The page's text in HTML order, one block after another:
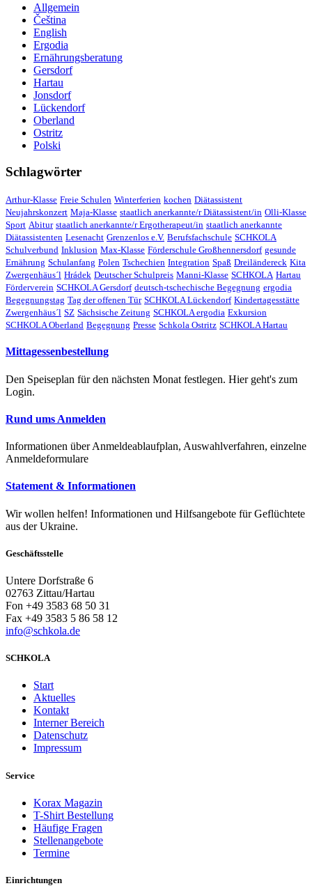
Allgemein
Čeština
English
Ergodia
Ernährungsberatung
Gersdorf
Hartau
Jonsdorf
Lückendorf
Oberland
Ostritz
Polski
Schlagwörter
Arthur-Klasse Freie Schulen Winterferien kochen Diätassistent
Neujahrskonzert Maja-Klasse staatlich anerkannte/r Diätassistent/in Olli-Klasse
Sport Abitur staatlich anerkannte/r Ergotherapeut/in staatlich anerkannte
Diätassistenten Lesenacht Grenzenlos e.V. Berufsfachschule SCHKOLA
Schulverbund Inklusion Max-Klasse Förderschule Großhennersdorf gesunde
Ernährung Schulanfang Polen Tschechien Integration Spaß Dreiländereck Kita
Zwergenhäus´l Hrádek Deutscher Schulpreis Manni-Klasse SCHKOLA Hartau
Förderverein SCHKOLA Gersdorf deutsch-tschechische Begegnung ergodia
Begegnungstag Tag der offenen Tür SCHKOLA Lückendorf Kindertagesstätte
Zwergenhäus´l SZ Sächsische Zeitung SCHKOLA ergodia Exkursion
SCHKOLA Oberland Begegnung Presse Schkola Ostritz SCHKOLA Hartau
Mittagessenbestellung
Den Speiseplan für den nächsten Monat festlegen. Hier geht's zum
Login.
Rund ums Anmelden
Informationen über Anmeldeablaufplan, Auswahlverfahren, einzelne
Anmeldeformulare
Statement & Informationen
Wir wollen helfen! Informationen und Hilfsangebote für Geflüchtete
aus der Ukraine.
Geschäftsstelle
Untere Dorfstraße 6
02763 Zittau/Hartau
Fon +49 3583 68 50 31
Fax +49 3583 5 86 58 12
info@schkola.de
SCHKOLA
Start
Aktuelles
Kontakt
Interner Bereich
Datenschutz
Impressum
Service
Korax Magazin
T-Shirt Bestellung
Häufige Fragen
Stellenangebote
Termine
Einrichtungen